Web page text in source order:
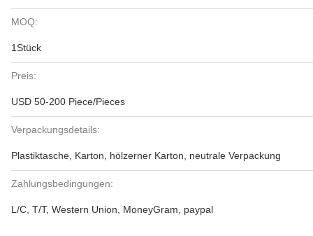
MOQ:
1Stück
Preis:
USD 50-200 Piece/Pieces
Verpackungsdetails:
Plastiktasche, Karton, hölzerner Karton, neutrale Verpackung
Zahlungsbedingungen:
L/C, T/T, Western Union, MoneyGram, paypal